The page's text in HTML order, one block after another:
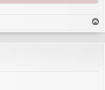
o
p